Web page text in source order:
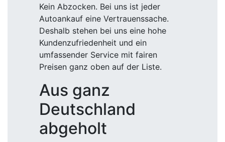
Kein Abzocken. Bei uns ist jeder
Autoankauf eine Vertrauenssache.
Deshalb stehen bei uns eine hohe
Kundenzufriedenheit und ein
umfassender Service mit fairen
Preisen ganz oben auf der Liste.
Aus ganz
Deutschland
abgeholt